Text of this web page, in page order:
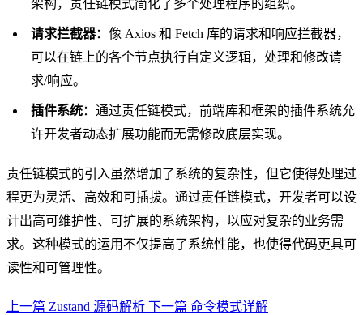
架构，责任链模式简化了多个处理程序的组织。
请求拦截器：像 Axios 和 Fetch 库的请求和响应拦截器，
可以在链上的各个节点执行自定义逻辑，处理和修改请
求/响应。
插件系统：通过责任链模式，前端库和框架的插件系统允
许开发者动态扩展功能而无需修改底层实现。
责任链模式的引入虽然增加了系统的复杂性，但它使得处理过
程更为灵活、高效和可插拔。通过责任链模式，开发者可以设
计出高可维护性、可扩展的系统架构，以应对复杂的业务需
求。这种模式的运用不仅提高了系统性能，也使得代码更具可
读性和可管理性。
上一篇 Zustand 源码解析 下一篇 命令模式详解